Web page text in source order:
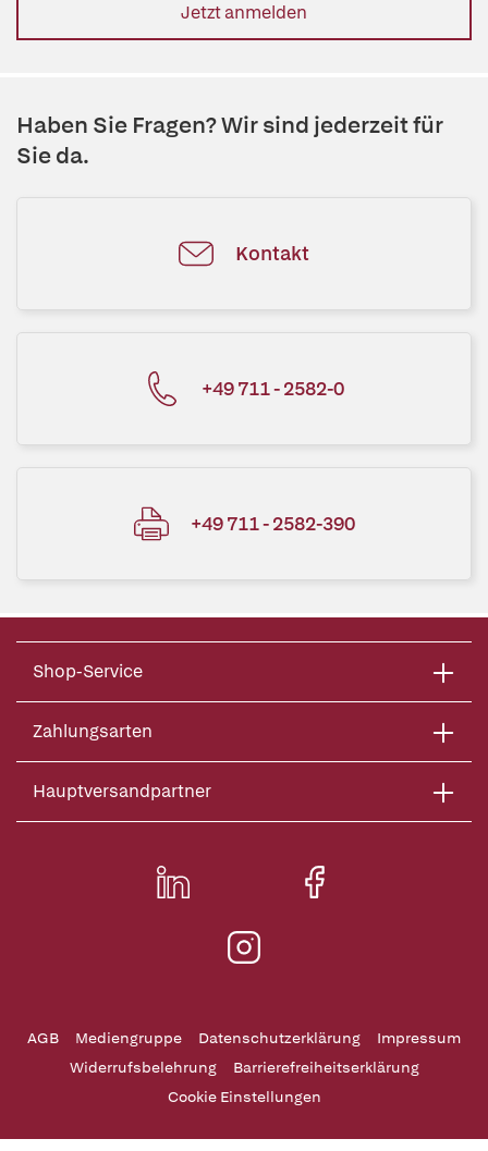
Jetzt anmelden
Haben Sie Fragen? Wir sind jederzeit für
Sie da.
Kontakt
+49 711 - 2582-0
+49 711 - 2582-390
Shop-Service
Zahlungsarten
Hauptversandpartner
AGB Mediengruppe Datenschutzerklärung
Impressum
Widerrufsbelehrung
Barrierefreiheitserklärung
Cookie Einstellungen